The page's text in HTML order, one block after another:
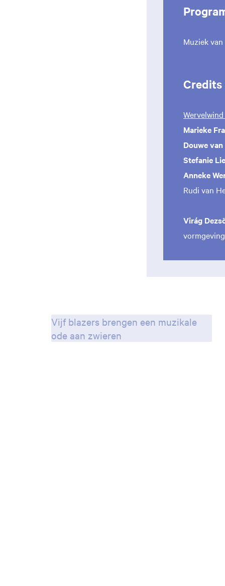
Muziek van
Credits
Marieke
Douwe
Stefanie
Anneke
Rudi van
Virág
Vijf blazers brengen een muzikale
ode aan zwieren